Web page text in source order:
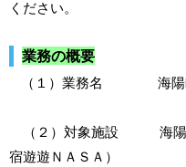
ください。
業務の概要
（１）業務名 海陽町
（２）対象施設 海陽町
宿遊遊ＮＡＳＡ）